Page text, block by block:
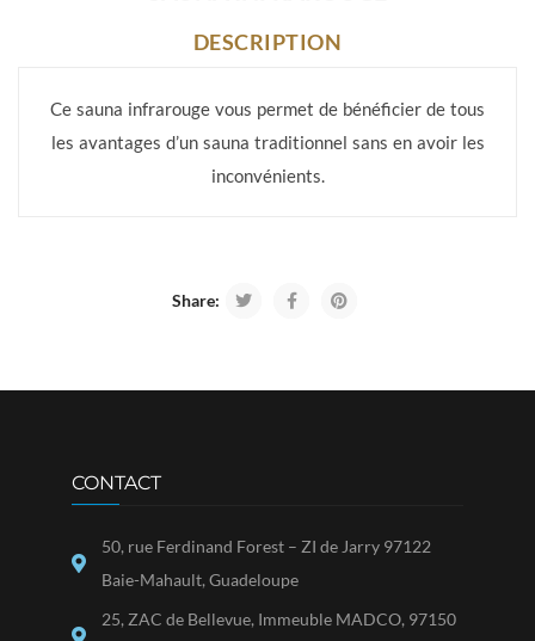
DESCRIPTION
Ce sauna infrarouge vous permet de bénéficier de tous
les avantages d’un sauna traditionnel sans en avoir les
inconvénients.
Share:
CONTACT
50, rue Ferdinand Forest – ZI de Jarry 97122
Baie-Mahault, Guadeloupe
25, ZAC de Bellevue, Immeuble MADCO, 97150